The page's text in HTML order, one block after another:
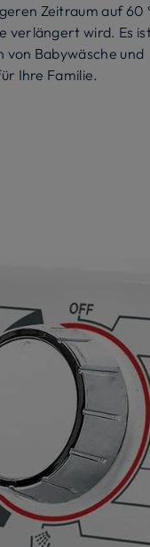
Zeitraum auf 60
verlängert wird. Es
von Babywäsche und
Ihre Familie.